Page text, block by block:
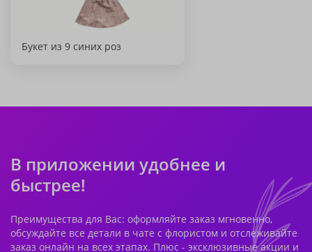
Букет из 9 синих роз
В приложении удобнее и
быстрее!
Преимущества для Вас: оформляйте заказ мгновенно,
обсуждайте все детали в чате с флористом и отслеживайте
заказ онлайн на всех этапах. Плюс - эксклюзивные акции и